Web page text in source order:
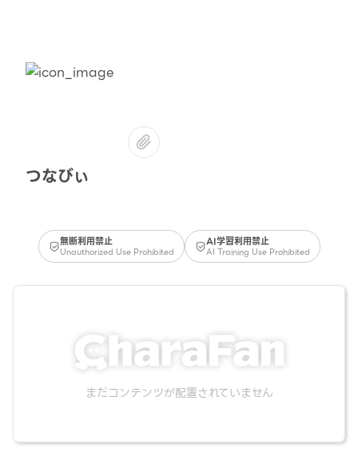
つなびぃ
無断利用禁止
Unauthorized Use Prohibited
AI学習利用禁止
AI Training Use Prohibited
まだコンテンツが配置されていません